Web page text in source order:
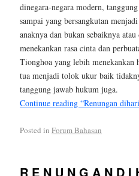
dinegara-negara modern,
sampai yang bersangkutan
anaknya dan bukan sebaiknya
menekankan rasa cinta dan
Tionghoa yang lebih menekankan
tua menjadi tolok ukur baik
tanggung jawab hukum juga.
Continue reading “Renungan
Posted in Forum Bahasan
R E N U N G A N D I